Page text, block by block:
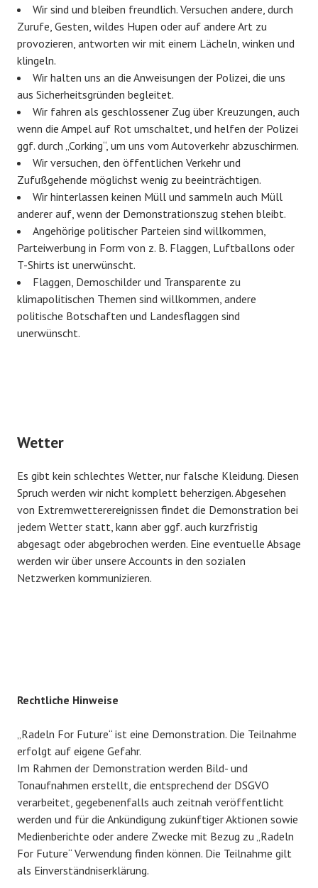
Wir sind und bleiben freundlich. Versuchen andere, durch
Zurufe, Gesten, wildes Hupen oder auf andere Art zu
provozieren, antworten wir mit einem Lächeln, winken und
klingeln.
Wir halten uns an die Anweisungen der Polizei, die uns
aus Sicherheitsgründen begleitet.
Wir fahren als geschlossener Zug über Kreuzungen, auch
wenn die Ampel auf Rot umschaltet, und helfen der Polizei
ggf. durch „Corking“, um uns vom Autoverkehr abzuschirmen.
Wir versuchen, den öffentlichen Verkehr und
Zufußgehende möglichst wenig zu beeinträchtigen.
Wir hinterlassen keinen Müll und sammeln auch Müll
anderer auf, wenn der Demonstrationszug stehen bleibt.
Angehörige politischer Parteien sind willkommen,
Parteiwerbung in Form von z. B. Flaggen, Luftballons oder
T-Shirts ist unerwünscht.
Flaggen, Demoschilder und Transparente zu
klimapolitischen Themen sind willkommen, andere
politische Botschaften und Landesflaggen sind
unerwünscht.
Wetter
Es gibt kein schlechtes Wetter, nur falsche Kleidung. Diesen
Spruch werden wir nicht komplett beherzigen. Abgesehen
von Extremwetterereignissen findet die Demonstration bei
jedem Wetter statt, kann aber ggf. auch kurzfristig
abgesagt oder abgebrochen werden. Eine eventuelle Absage
werden wir über unsere Accounts in den sozialen
Netzwerken kommunizieren.
Rechtliche Hinweise
„Radeln For Future“ ist eine Demonstration. Die Teilnahme
erfolgt auf eigene Gefahr.
Im Rahmen der Demonstration werden Bild- und
Tonaufnahmen erstellt, die entsprechend der DSGVO
verarbeitet, gegebenenfalls auch zeitnah veröffentlicht
werden und für die Ankündigung zukünftiger Aktionen sowie
Medienberichte oder andere Zwecke mit Bezug zu „Radeln
For Future“ Verwendung finden können. Die Teilnahme gilt
als Einverständniserklärung.